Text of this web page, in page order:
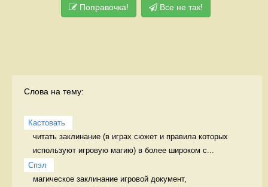
Поправочка! Все не так!
Слова на тему:
Кастовать
читать заклинание (в играх сюжет и правила которых
используют игровую магию) в более широком с...
Спэл
магическое заклинание игровой документ,